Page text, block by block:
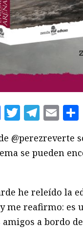
Facebook
Twitter
@perezreverte
se pueden
he releído la
y me reafirmo: es
amigos a bordo